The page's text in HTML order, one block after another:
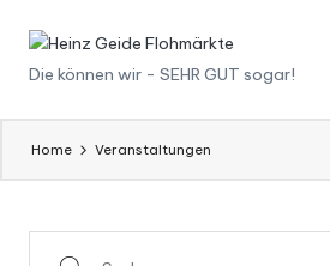
Skip
H
ei
n
G
Die können wir - SEHR GUT sogar!
Home Veranstaltungen
Suche